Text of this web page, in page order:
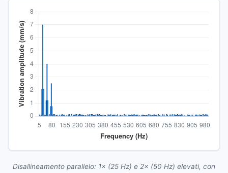
Disallineamento parallelo: 1× (25 Hz) e 2× (50 Hz) elevati, con